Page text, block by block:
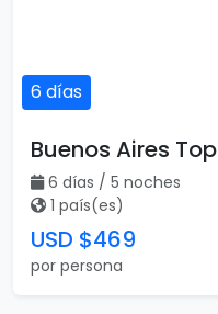
6 días
Buenos Aires Top
6 días / 5 noches
1 país(es)
USD $469
por persona